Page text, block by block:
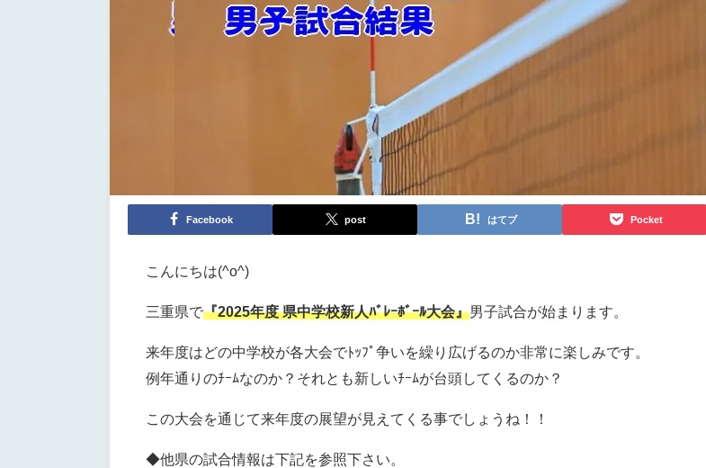
Facebook post はてブ Pocket
こんにちは(^o^)
三重県で『2025年度 県中学校新人ﾊﾞﾚｰﾎﾞｰﾙ大会』男子試合が始まります。
来年度はどの中学校が各大会でﾄｯﾌﾟ争いを繰り広げるのか非常に楽しみです。
例年通りのﾁｰﾑなのか？それとも新しいﾁｰﾑが台頭してくるのか？
この大会を通じて来年度の展望が見えてくる事でしょうね！！
◆他県の試合情報は下記を参照下さい。